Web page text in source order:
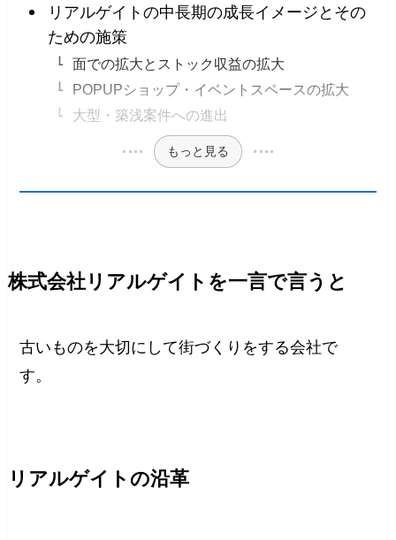
リアルゲイトの中長期の成長イメージとその
ための施策
面での拡大とストック収益の拡大
POPUPショップ・イベントスペースの拡大
大型・築浅案件への進出
もっと見る
株式会社リアルゲイトを一言で言うと
古いものを大切にして街づくりをする会社で
す。
リアルゲイトの沿革